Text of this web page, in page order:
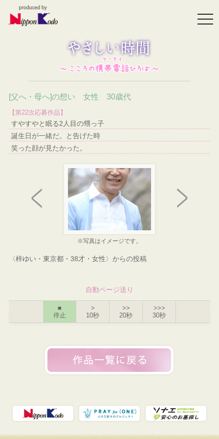
[父へ・母へ]の想い 女性 30歳代
【第22次応募作品】
すやすやと眠る2人目の甥っ子
誕生日が一緒だ。と告げた時
笑った顔が見たかった。
※写真はイメージです。
〈梓ゆい・東京都・38才・女性〉からの投稿
自動ページ送り
■
停止
>
10秒
>>
20秒
>>>
30秒